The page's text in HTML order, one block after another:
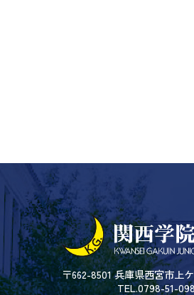
〒662-8501 兵庫県西宮市上
TEL.0798-51-